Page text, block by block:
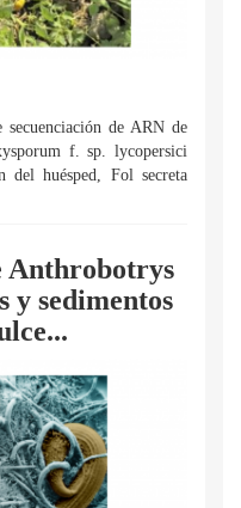
de ARN de
f. sp. lycopersici
huésped, Fol secreta
Anthrobotrys
y sedimentos